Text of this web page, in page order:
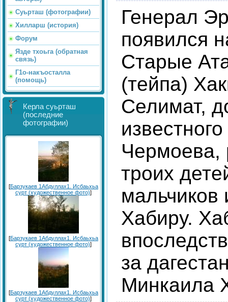
Суьрташ (фотографии)
Хилларш (история)
Форум
Язде тхоьга (обратная
связь)
Г1о-накъосталла
(помощь)
Керла суьрташ
(последние
фотографии)
[Барзукаев 1Абдуллах1. Исбаьхьа
сурт (художественное фото)]
[Барзукаев 1Абдуллах1. Исбаьхьа
сурт (художественное фото)]
[Барзукаев 1Абдуллах1. Исбаьхьа
сурт (художественное фото)]
Генерал
появился
Старые
(тейпа)
Селимат,
Чермоева,
троих
мальчиков
Хабиру.
за
Минкаила